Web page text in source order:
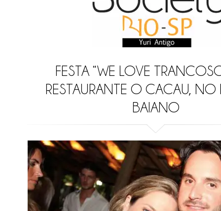
FESTA “WE LOVE
RESTAURANTE O CACAU, NO
BAIANO